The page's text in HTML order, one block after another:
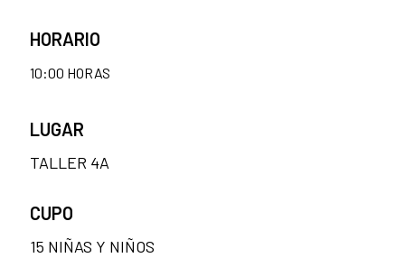
HORARIO
10:00 HORAS
LUGAR
TALLER 4A
CUPO
15 NIÑAS Y NIÑOS